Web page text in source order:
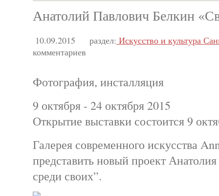
Анатолий Павлович Белкин
10.09.2015 раздел: Искусство и культура
комментариев
Фотография, инсталляция
9 октября - 24 октября 2015
Открытие выставки состоится 9
Галерея современного искусства
представить новый проект
среди своих”.